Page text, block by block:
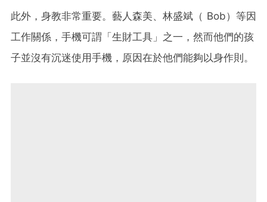
此外，身教非常重要。藝人森美、林盛斌（ Bob）等因
工作關係，手機可謂「生財工具」之一，然而他們的孩
子並沒有沉迷使用手機，原因在於他們能夠以身作則。